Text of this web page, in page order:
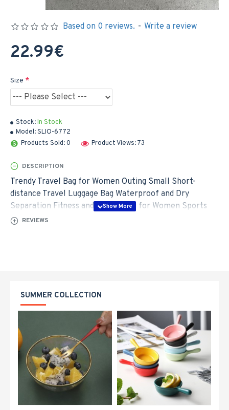
Stock:In Stock
Model:SLIO-6772
Products Sold: 0
Product Views: 73
Based on 0 reviews. - Write a review
22.99€
Size
DESCRIPTION
Trendy Travel Bag for Women Outing Small Short-
distance Travel Luggage Bag Waterproof and Dry
Separation Fitness and Sports Bag for Women Sports
Crossbody Bag
REVIEWS
SUMMER COLLECTION